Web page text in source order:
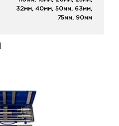
32мм, 40мм, 50мм, 63мм,
75мм, 90мм